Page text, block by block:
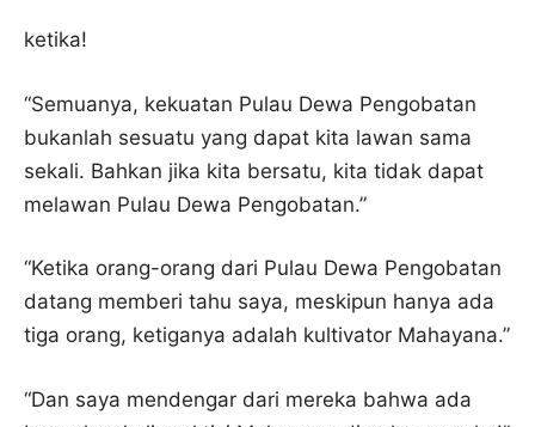
ketika!
“Semuanya, kekuatan Pulau Dewa Pengobatan
bukanlah sesuatu yang dapat kita lawan sama
sekali. Bahkan jika kita bersatu, kita tidak dapat
melawan Pulau Dewa Pengobatan.”
“Ketika orang-orang dari Pulau Dewa Pengobatan
datang memberi tahu saya, meskipun hanya ada
tiga orang, ketiganya adalah kultivator Mahayana.”
“Dan saya mendengar dari mereka bahwa ada